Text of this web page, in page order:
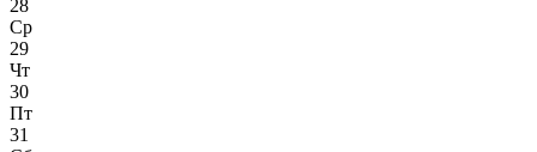
28
Ср
29
Чт
30
Пт
31